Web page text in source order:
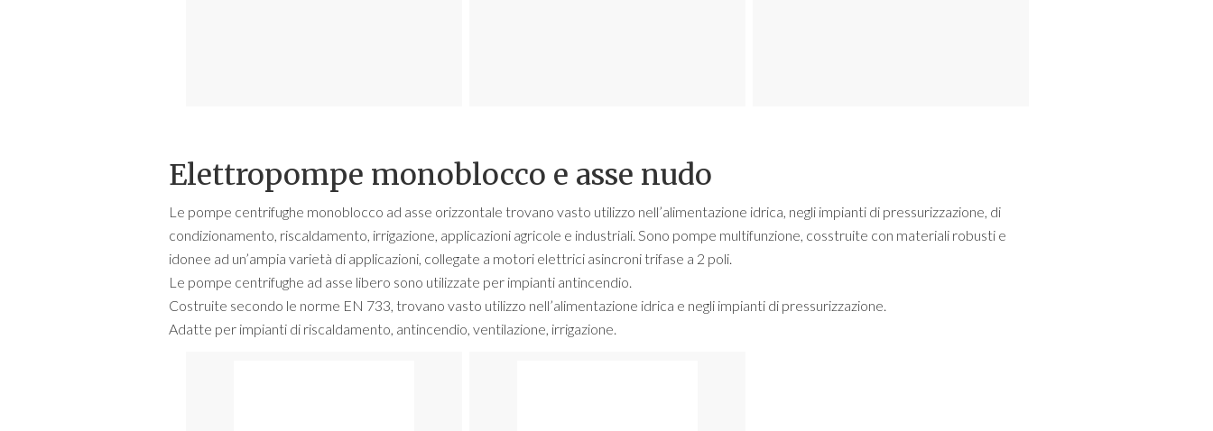
Elettropompe monoblocco e asse nudo
Le pompe centrifughe monoblocco ad asse orizzontale trovano vasto utilizzo nell’alimentazione idrica, negli impianti di pressurizzazione, di
condizionamento, riscaldamento, irrigazione, applicazioni agricole e industriali. Sono pompe multifunzione, cosstruite con materiali robusti e
idonee ad un’ampia varietà di applicazioni, collegate a motori elettrici asincroni trifase a 2 poli.
Le pompe centrifughe ad asse libero sono utilizzate per impianti antincendio.
Costruite secondo le norme EN 733, trovano vasto utilizzo nell’alimentazione idrica e negli impianti di pressurizzazione.
Adatte per impianti di riscaldamento, antincendio, ventilazione, irrigazione.